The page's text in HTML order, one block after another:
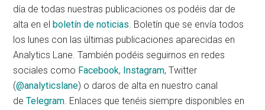
día de todas nuestras publicaciones os podéis dar de
alta en elboletín de noticias. Boletín que se envía todos
los lunes con las últimas publicaciones aparecidas en
Analytics Lane. También podéis seguirnos en redes
sociales como Facebook, Instagram, Twitter
(@analyticslane) o daros de alta en nuestro canal
deTelegram. Enlaces que tenéis siempre disponibles en